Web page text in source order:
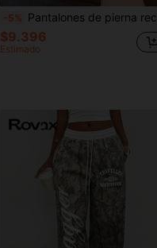
-5% Pantalones de pierna recta de cintura alta con estampado vintage de mariposa de tinta para mujer, adecuados para salidas casuales y viajes de vacaciones, estampado completo de patrón animal, con bolsillos, sin cremallera
$9.396
Estimado